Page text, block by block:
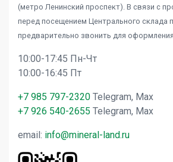
(метро Ленинский проспект). В связи с
перед посещением Центрального склада
предварительно звонить для оформления
10:00-17:45 Пн-Чт
10:00-16:45 Пт
+7 985 797-2320 Telegram, Max
+7 926 540-2655 Telegram, Max
email: info@mineral-land.ru